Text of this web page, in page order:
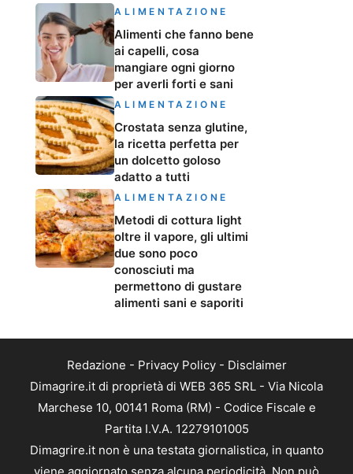
ALIMENTAZIONE
Alimenti che fanno bene
ai capelli, cosa
mangiare ogni giorno
per averli forti e sani
ALIMENTAZIONE
Crostata senza glutine,
la ricetta perfetta per
un dolcetto goloso
adatto a tutti
ALIMENTAZIONE
Metodi di cottura light
oltre il vapore, gli ultimi
due sono poco
conosciuti ma
permettono di gustare
alimenti sani e saporiti
Redazione - Privacy Policy- Disclaimer
Dimagrire.it di proprietà di WEB 365 SRL - Via Nicola
Marchese 10, 00141 Roma (RM) - Codice Fiscale e
Partita I.V.A. 12279101005
Dimagrire.it non è una testata giornalistica, in quanto